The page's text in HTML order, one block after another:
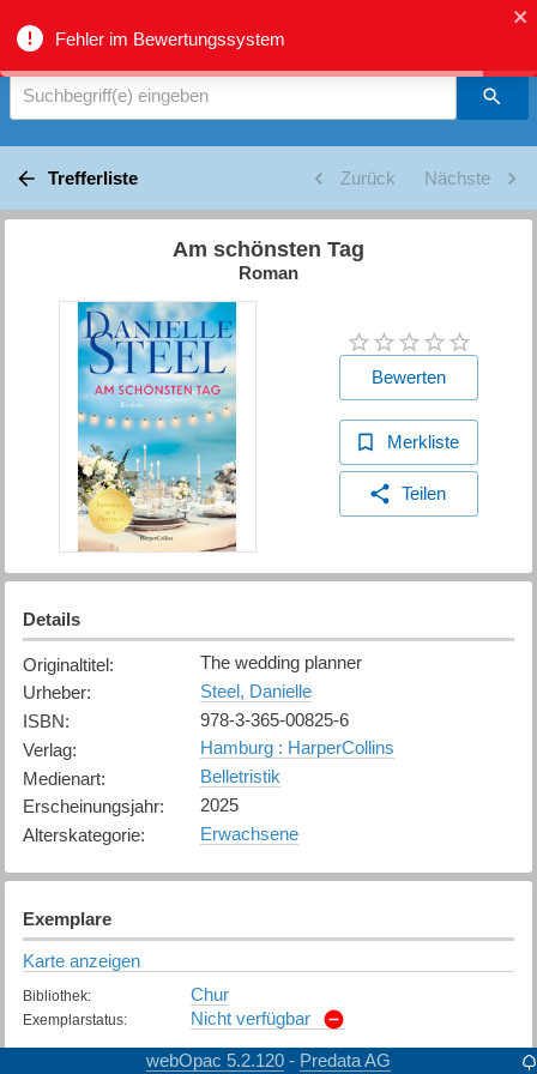
Fehler im Bewertungssystem
biblio.gr - Suche
Suchbegriff(e) eingeben
Trefferliste Zurück Nächste
Am schönsten Tag
Roman
Bewerten
Merkliste
Teilen
Details
Originaltitel:
The wedding planner
Urheber:
Steel, Danielle
ISBN:
978-3-365-00825-6
Verlag:
Hamburg : HarperCollins
Medienart:
Belletristik
Erscheinungsjahr:
2025
Alterskategorie: Erwachsene
Exemplare
Karte anzeigen
Bibliothek: Chur
Exemplarstatus: Nicht verfügbar
webOpac 5.2.120 - Predata AG